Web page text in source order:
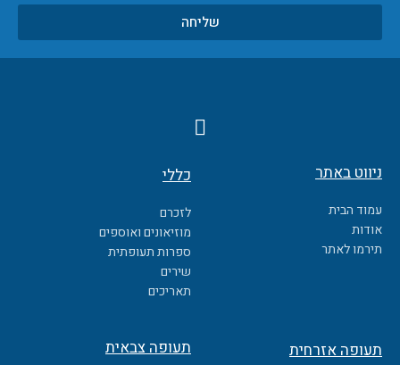
שליחה
F
a
ניווט באתר
עמוד הבית
אודות
תירמו לאתר
כללי
לזכרם
מוזיאונים ואוספים
ספרות תעופתית
שירים
תאריכים
תעופה אזרחית תעופה צבאית